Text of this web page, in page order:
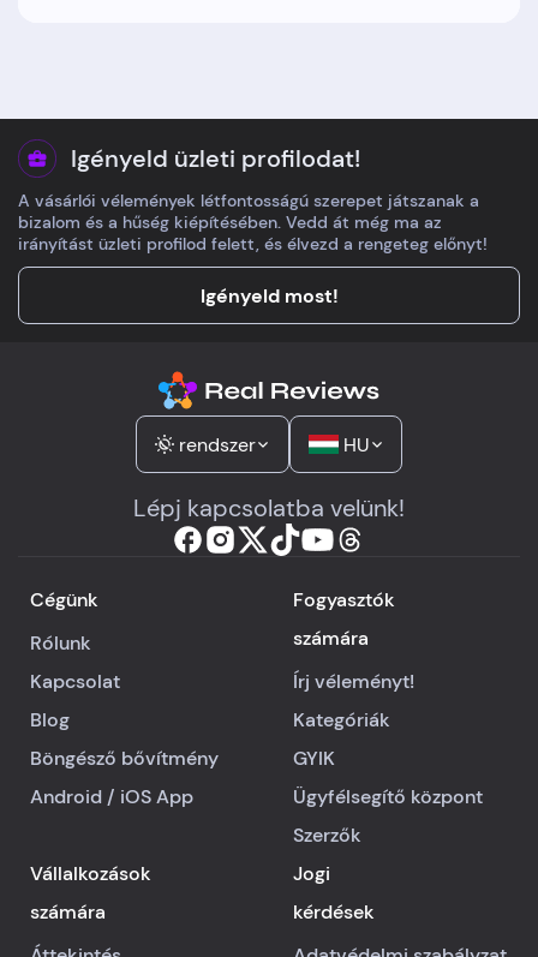
Igényeld üzleti profilodat!
A vásárlói vélemények létfontosságú szerepet játszanak a
bizalom és a hűség kiépítésében. Vedd át még ma az
irányítást üzleti profilod felett, és élvezd a rengeteg előnyt!
Igényeld most!
rendszer HU
Lépj kapcsolatba velünk!
Cégünk
Rólunk
Kapcsolat
Blog
Böngésző bővítmény
Android / iOSApp
Fogyasztók
számára
Írj véleményt!
Kategóriák
GYIK
Ügyfélsegítő központ
Szerzők
Vállalkozások
számára
Jogi
kérdések